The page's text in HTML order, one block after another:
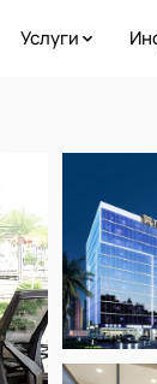
Услуги